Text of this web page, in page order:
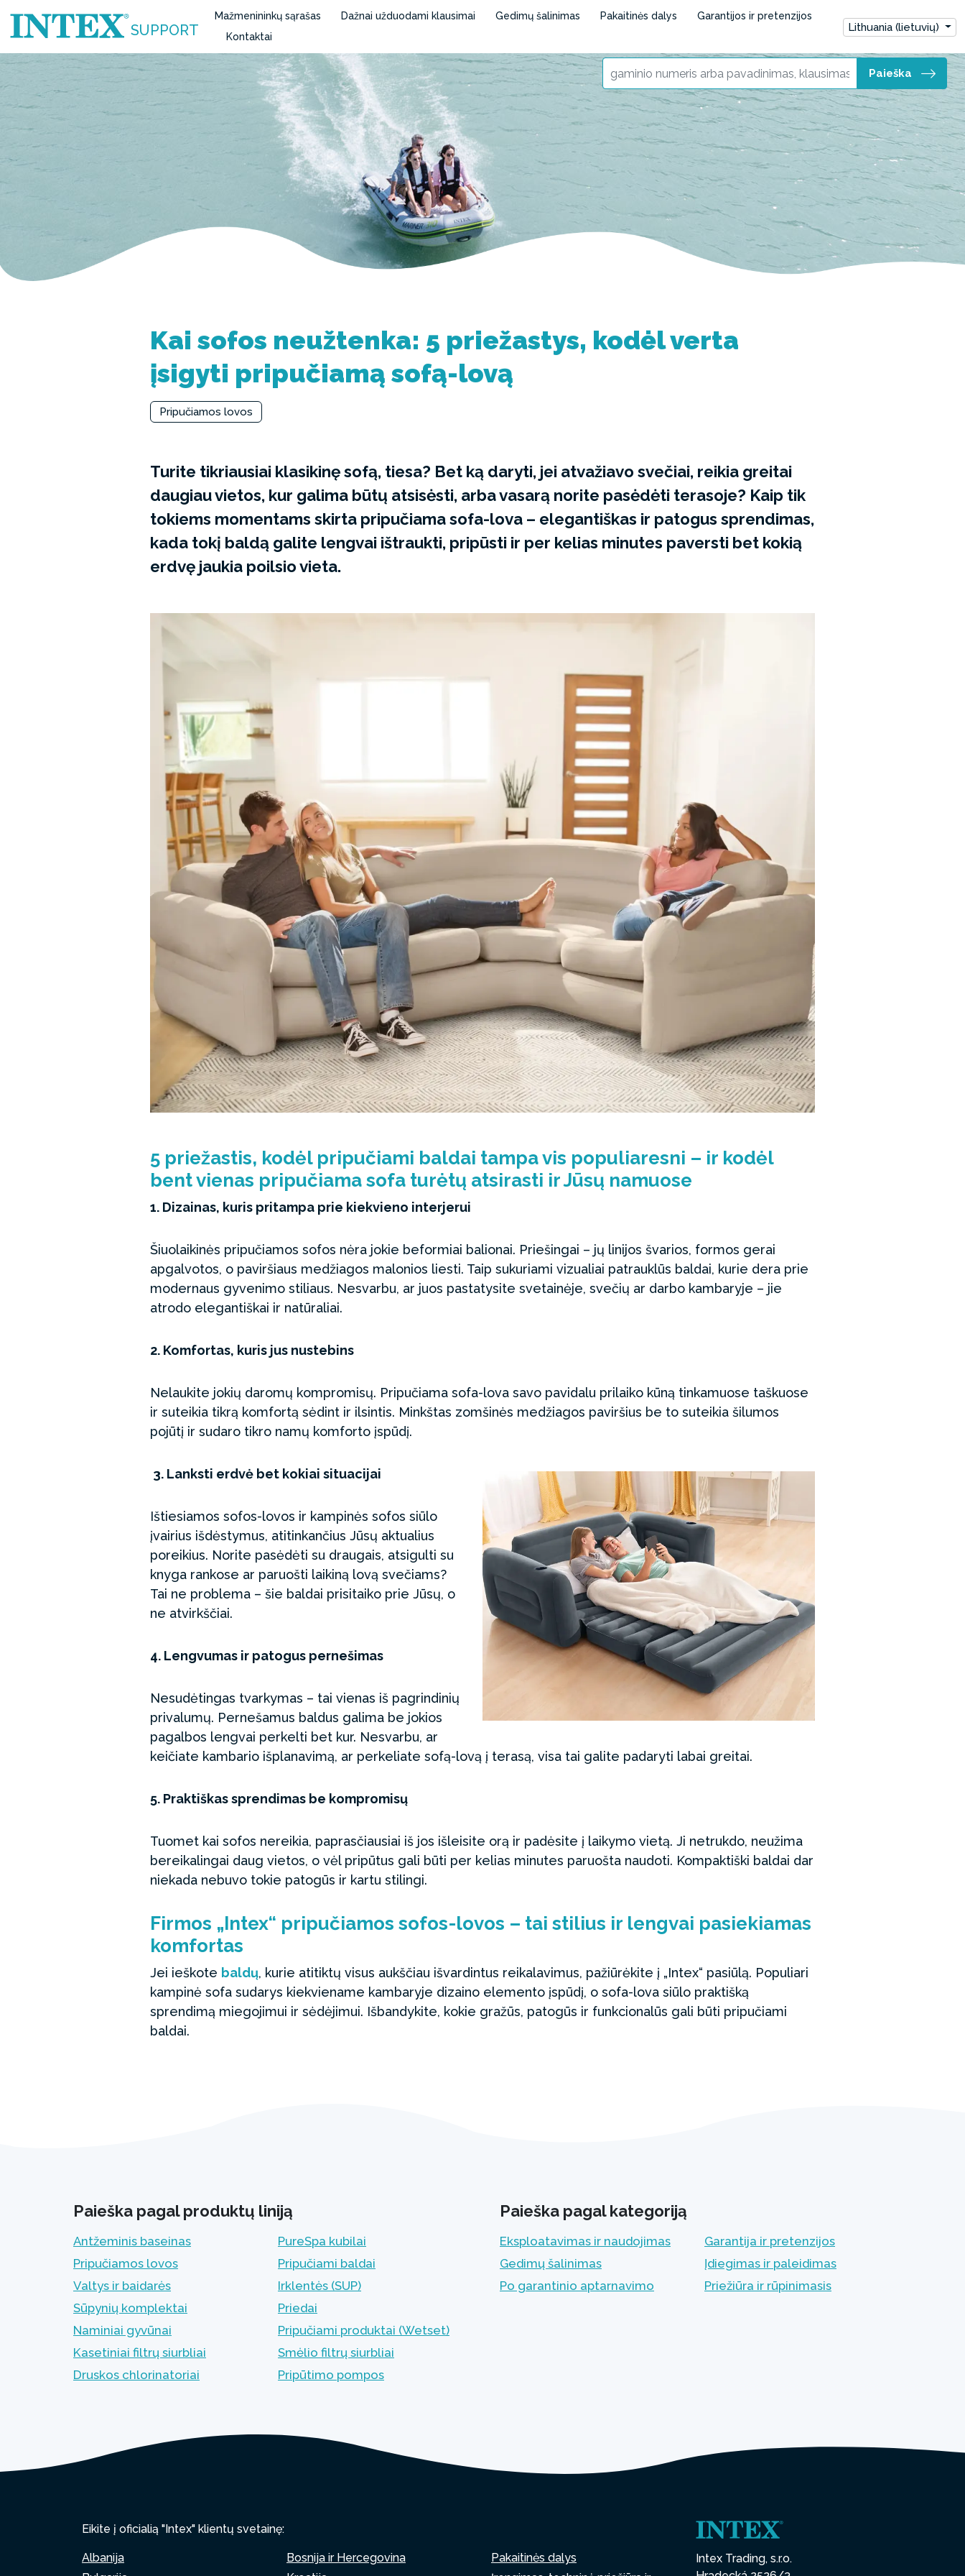
SUPPORT
Mažmenininkų sąrašas Dažnai užduodami klausimai Gedimų šalinimas Pakaitinės dalys
Garantijos ir pretenzijos
Kontaktai
Lithuania (lietuvių)
Paieška
Kai sofos neužtenka: 5 priežastys, kodėl verta
įsigyti pripučiamą sofą-lovą
Pripučiamos lovos
Turite tikriausiai klasikinę sofą, tiesa? Bet ką daryti, jei atvažiavo svečiai, reikia greitai
daugiau vietos, kur galima būtų atsisėsti, arba vasarą norite pasėdėti terasoje? Kaip tik
tokiems momentams skirta pripučiama sofa-lova – elegantiškas ir patogus sprendimas,
kada tokį baldą galite lengvai ištraukti, pripūsti ir per kelias minutes paversti bet kokią
erdvę jaukia poilsio vieta.
5 priežastis, kodėl pripučiami baldai tampa vis populiaresni – ir kodėl
bent vienas pripučiama sofa turėtų atsirasti ir Jūsų namuose
1. Dizainas, kuris pritampa prie kiekvieno interjerui
Šiuolaikinės pripučiamos sofos nėra jokie beformiai balionai. Priešingai – jų linijos švarios, formos gerai
apgalvotos, o paviršiaus medžiagos malonios liesti. Taip sukuriami vizualiai patrauklūs baldai, kurie dera prie
modernaus gyvenimo stiliaus. Nesvarbu, ar juos pastatysite svetainėje, svečių ar darbo kambaryje – jie
atrodo elegantiškai ir natūraliai.
2. Komfortas, kuris jus nustebins
Nelaukite jokių daromų kompromisų. Pripučiama sofa-lova savo pavidalu prilaiko kūną tinkamuose taškuose
ir suteikia tikrą komfortą sėdint ir ilsintis. Minkštas zomšinės medžiagos paviršius be to suteikia šilumos
pojūtį ir sudaro tikro namų komforto įspūdį.
3. Lanksti erdvė bet kokiai situacijai
Ištiesiamos sofos-lovos ir kampinės sofos siūlo
įvairius išdėstymus, atitinkančius Jūsų aktualius
poreikius. Norite pasėdėti su draugais, atsigulti su
knyga rankose ar paruošti laikiną lovą svečiams?
Tai ne problema – šie baldai prisitaiko prie Jūsų, o
ne atvirkščiai.
4. Lengvumas ir patogus pernešimas
Nesudėtingas tvarkymas – tai vienas iš pagrindinių
privalumų. Pernešamus baldus galima be jokios
pagalbos lengvai perkelti bet kur. Nesvarbu, ar
keičiate kambario išplanavimą, ar perkeliate sofą-lovą į terasą, visa tai galite padaryti labai greitai.
5. Praktiškas sprendimas be kompromisų
Tuomet kai sofos nereikia, paprasčiausiai iš jos išleisite orą ir padėsite į laikymo vietą. Ji netrukdo, neužima
bereikalingai daug vietos, o vėl pripūtus gali būti per kelias minutes paruošta naudoti. Kompaktiški baldai dar
niekada nebuvo tokie patogūs ir kartu stilingi.
Firmos „Intex“ pripučiamos sofos-lovos – tai stilius ir lengvai pasiekiamas
komfortas
Jei ieškote baldų, kurie atitiktų visus aukščiau išvardintus reikalavimus, pažiūrėkite į „Intex“ pasiūlą. Populiari
kampinė sofa sudarys kiekviename kambaryje dizaino elemento įspūdį, o sofa-lova siūlo praktišką
sprendimą miegojimui ir sėdėjimui. Išbandykite, kokie gražūs, patogūs ir funkcionalūs gali būti pripučiami
baldai.
Paieška pagal produktų liniją
Antžeminis baseinas
PureSpa kubilai
Pripučiamos lovos
Pripučiami baldai
Valtys ir baidarės
Irklentės (SUP)
Sūpynių komplektai
Priedai
Naminiai gyvūnai
Pripučiami produktai (Wetset)
Kasetiniai filtrų siurbliai
Smėlio filtrų siurbliai
Druskos chlorinatoriai
Pripūtimo pompos
Paieška pagal kategoriją
Eksploatavimas ir naudojimas
Garantija ir pretenzijos
Gedimų šalinimas
Įdiegimas ir paleidimas
Po garantinio aptarnavimo
Priežiūra ir rūpinimasis
Eikite į oficialią "Intex" klientų svetainę:
Albanija
Bosnija ir Hercegovina
Pakaitinės dalys
Intex Trading, s.r.o.